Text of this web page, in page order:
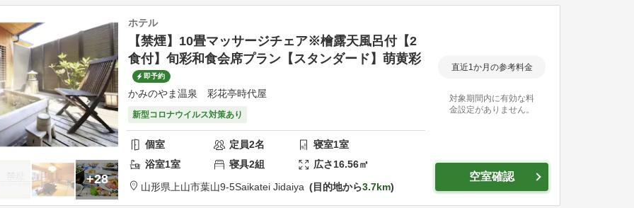
+28
ホテル
【禁煙】10畳マッサージチェア※檜露天風呂付【2
食付】旬彩和食会席プラン【スタンダード】萌黄彩
即予約
かみのやま温泉 彩花亭時代屋
新型コロナウイルス対策あり
個室 定員2名 寝室1室
浴室1室 寝具2組 広さ16.56㎡
山形県 上山市葉山9-5Saikatei Jidaiya 目的地から3.7km
直近1か月の参考料金
対象期間内に有効な料
金設定がありません。
空室確認